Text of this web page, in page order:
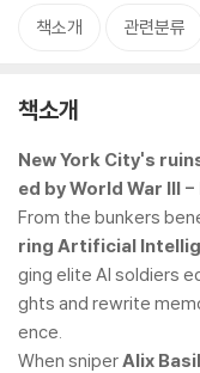
책소개 관련분류
책소개
New York City's
ed by World War III
From the bunkers
ring Artificial
ging elite AI soldiers
ghts and rewrite
ence.
When sniperAlix Basil